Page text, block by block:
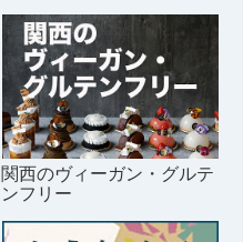
関西のヴィーガン・グルテ
ンフリー